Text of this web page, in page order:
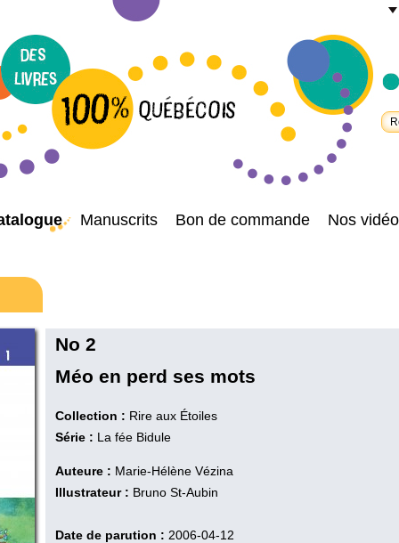
Manuscrits Bon de commande Nos
No 2
Méo en perd ses mots
Collection : Rire aux Étoiles
Série : La fée Bidule
Auteure : Marie-Hélène Vézina
Illustrateur : Bruno St-Aubin
Date de parution : 2006-04-12